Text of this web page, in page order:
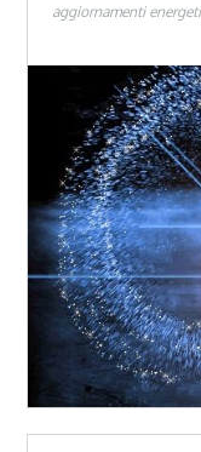
aggiornamenti